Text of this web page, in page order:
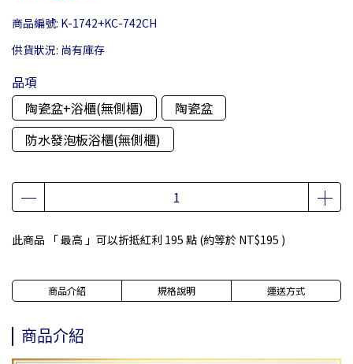
商品編號: K-1742+KC-742CH
供貨狀況: 尚有庫存
品項
陶瓷盆+浴櫃(無側櫃)
陶瓷盆
防水發泡板浴櫃(無側櫃)
此商品 「 最高 」可以折抵紅利 195 點 (約等於 NT$195 )
商品介紹 規格說明 運送方式
商品介紹